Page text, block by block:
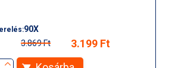
90X
3.869 Ft
3.199 Ft